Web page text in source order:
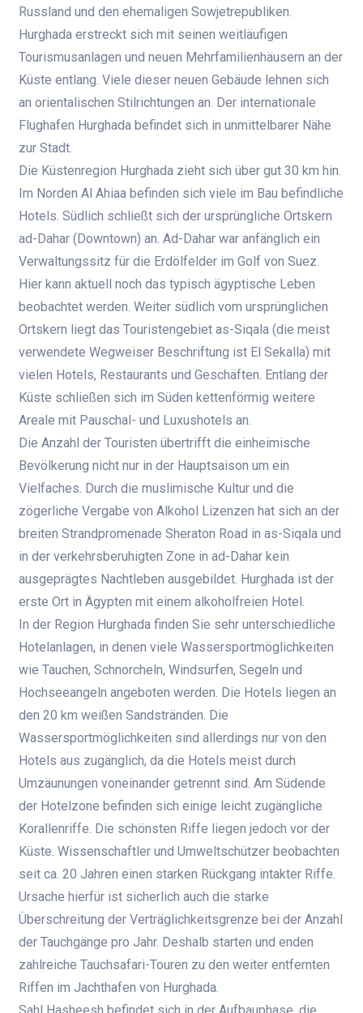
Russland und den ehemaligen Sowjetrepubliken.
Hurghada erstreckt sich mit seinen weitläufigen
Tourismusanlagen und neuen Mehrfamilienhäusern an der
Küste entlang. Viele dieser neuen Gebäude lehnen sich
an orientalischen Stilrichtungen an. Der internationale
Flughafen Hurghada befindet sich in unmittelbarer Nähe
zur Stadt.
Die Küstenregion Hurghada zieht sich über gut 30 km hin.
Im Norden Al Ahiaa befinden sich viele im Bau befindliche
Hotels. Südlich schließt sich der ursprüngliche Ortskern
ad-Dahar (Downtown) an. Ad-Dahar war anfänglich ein
Verwaltungssitz für die Erdölfelder im Golf von Suez.
Hier kann aktuell noch das typisch ägyptische Leben
beobachtet werden. Weiter südlich vom ursprünglichen
Ortskern liegt das Touristengebiet as-Siqala (die meist
verwendete Wegweiser Beschriftung ist El Sekalla) mit
vielen Hotels, Restaurants und Geschäften. Entlang der
Küste schließen sich im Süden kettenförmig weitere
Areale mit Pauschal- und Luxushotels an.
Die Anzahl der Touristen übertrifft die einheimische
Bevölkerung nicht nur in der Hauptsaison um ein
Vielfaches. Durch die muslimische Kultur und die
zögerliche Vergabe von Alkohol Lizenzen hat sich an der
breiten Strandpromenade Sheraton Road in as-Siqala und
in der verkehrsberuhigten Zone in ad-Dahar kein
ausgeprägtes Nachtleben ausgebildet. Hurghada ist der
erste Ort in Ägypten mit einem alkoholfreien Hotel.
In der Region Hurghada finden Sie sehr unterschiedliche
Hotelanlagen, in denen viele Wassersportmöglichkeiten
wie Tauchen, Schnorcheln, Windsurfen, Segeln und
Hochseeangeln angeboten werden. Die Hotels liegen an
den 20 km weißen Sandstränden. Die
Wassersportmöglichkeiten sind allerdings nur von den
Hotels aus zugänglich, da die Hotels meist durch
Umzäunungen voneinander getrennt sind. Am Südende
der Hotelzone befinden sich einige leicht zugängliche
Korallenriffe. Die schönsten Riffe liegen jedoch vor der
Küste. Wissenschaftler und Umweltschützer beobachten
seit ca. 20 Jahren einen starken Rückgang intakter Riffe.
Ursache hierfür ist sicherlich auch die starke
Überschreitung der Verträglichkeitsgrenze bei der Anzahl
der Tauchgänge pro Jahr. Deshalb starten und enden
zahlreiche Tauchsafari-Touren zu den weiter entfernten
Riffen im Jachthafen von Hurghada.